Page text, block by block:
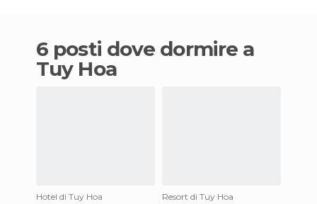
6 posti dove dormire a
Tuy Hoa
Hotel di Tuy Hoa
Resort di Tuy Hoa